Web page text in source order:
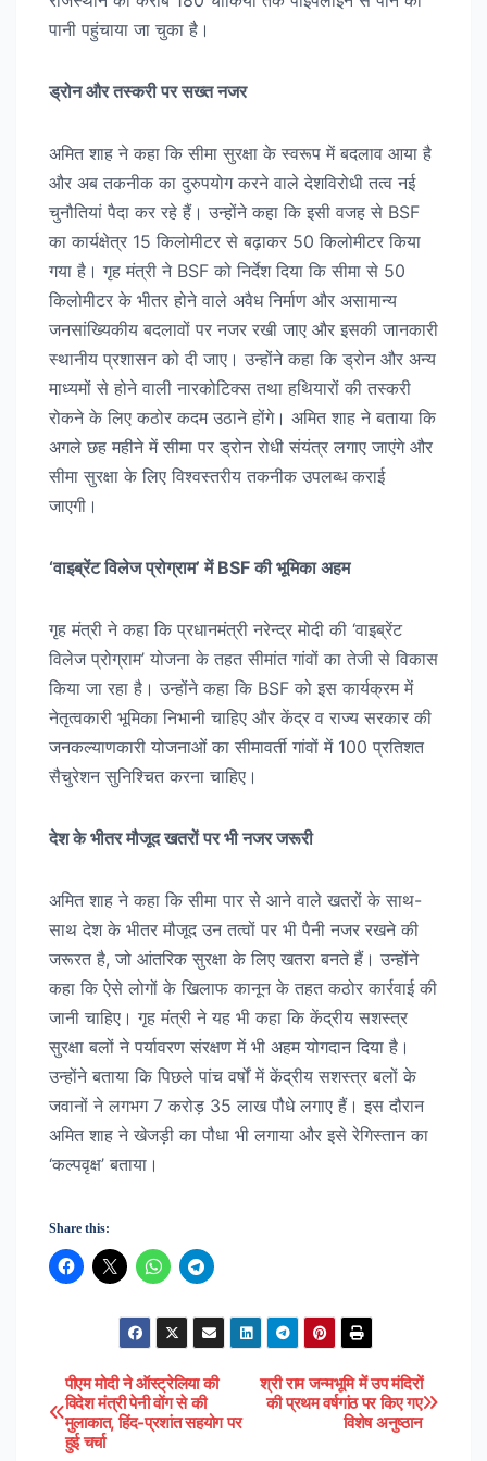
पानी पहुंचाया जा चुका है।
ड्रोन और तस्करी पर सख्त नजर
अमित शाह ने कहा कि सीमा सुरक्षा के स्वरूप में बदलाव आया है
और अब तकनीक का दुरुपयोग करने वाले देशविरोधी तत्व नई
चुनौतियां पैदा कर रहे हैं। उन्होंने कहा कि इसी वजह से BSF
का कार्यक्षेत्र 15 किलोमीटर से बढ़ाकर 50 किलोमीटर किया
गया है। गृह मंत्री ने BSF को निर्देश दिया कि सीमा से 50
किलोमीटर के भीतर होने वाले अवैध निर्माण और असामान्य
जनसांख्यिकीय बदलावों पर नजर रखी जाए और इसकी जानकारी
स्थानीय प्रशासन को दी जाए। उन्होंने कहा कि ड्रोन और अन्य
माध्यमों से होने वाली नारकोटिक्स तथा हथियारों की तस्करी
रोकने के लिए कठोर कदम उठाने होंगे। अमित शाह ने बताया कि
अगले छह महीने में सीमा पर ड्रोन रोधी संयंत्र लगाए जाएंगे और
सीमा सुरक्षा के लिए विश्वस्तरीय तकनीक उपलब्ध कराई
जाएगी।
‘वाइब्रेंट विलेज प्रोग्राम’ में BSF की भूमिका अहम
गृह मंत्री ने कहा कि प्रधानमंत्री नरेन्द्र मोदी की ‘वाइब्रेंट
विलेज प्रोग्राम’ योजना के तहत सीमांत गांवों का तेजी से विकास
किया जा रहा है। उन्होंने कहा कि BSF को इस कार्यक्रम में
नेतृत्वकारी भूमिका निभानी चाहिए और केंद्र व राज्य सरकार की
जनकल्याणकारी योजनाओं का सीमावर्ती गांवों में 100 प्रतिशत
सैचुरेशन सुनिश्चित करना चाहिए।
देश के भीतर मौजूद खतरों पर भी नजर जरूरी
अमित शाह ने कहा कि सीमा पार से आने वाले खतरों के साथ-
साथ देश के भीतर मौजूद उन तत्वों पर भी पैनी नजर रखने की
जरूरत है, जो आंतरिक सुरक्षा के लिए खतरा बनते हैं। उन्होंने
कहा कि ऐसे लोगों के खिलाफ कानून के तहत कठोर कार्रवाई की
जानी चाहिए। गृह मंत्री ने यह भी कहा कि केंद्रीय सशस्त्र
सुरक्षा बलों ने पर्यावरण संरक्षण में भी अहम योगदान दिया है।
उन्होंने बताया कि पिछले पांच वर्षों में केंद्रीय सशस्त्र बलों के
जवानों ने लगभग 7 करोड़ 35 लाख पौधे लगाए हैं। इस दौरान
अमित शाह ने खेजड़ी का पौधा भी लगाया और इसे रेगिस्तान का
‘कल्पवृक्ष’ बताया।
Share this:
Post
navigation
श्री राम जन्मभूमि में उप मंदिरों
की प्रथम वर्षगांठ पर किए गए
विशेष अनुष्ठान
पीएम मोदी ने ऑस्ट्रेलिया की
विदेश मंत्री पेनी वोंग से की
मुलाकात, हिंद-प्रशांत सहयोग पर
हुई चर्चा